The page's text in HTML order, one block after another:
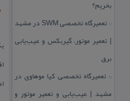
بخریم؟
::
تعمیرگاه تخصصی SWM در مشهد
| تعمیر موتور، گیربكس و عیب‌یابی
برق
:: تعمیرگاه تخصصی كیا موهاوی در
مشهد | عیب‌یابی و تعمیر موتور و